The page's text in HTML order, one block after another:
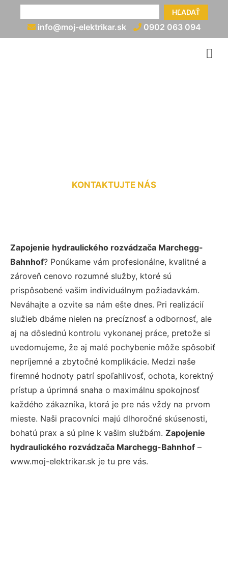
HĽADAŤ
info@moj-elektrikar.sk 0902 063 094
KONTAKTUJTE NÁS
Zapojenie hydraulického rozvádzača Marchegg-
Bahnhof? Ponúkame vám profesionálne, kvalitné a
zároveň cenovo rozumné služby, ktoré sú
prispôsobené vašim individuálnym požiadavkám.
Neváhajte a ozvite sa nám ešte dnes. Pri realizácií
služieb dbáme nielen na precíznosť a odbornosť, ale
aj na dôslednú kontrolu vykonanej práce, pretože si
uvedomujeme, že aj malé pochybenie môže spôsobiť
nepríjemné a zbytočné komplikácie. Medzi naše
firemné hodnoty patrí spoľahlivosť, ochota, korektný
prístup a úprimná snaha o maximálnu spokojnosť
každého zákazníka, ktorá je pre nás vždy na prvom
mieste. Naši pracovníci majú dlhoročné skúsenosti,
bohatú prax a sú plne k vašim službám. Zapojenie
hydraulického rozvádzača Marchegg-Bahnhof –
www.moj-elektrikar.sk je tu pre vás.